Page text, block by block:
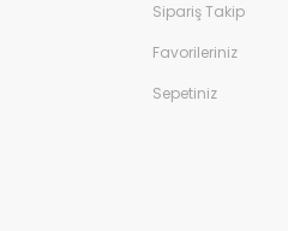
Sipariş Takip
Favorileriniz
Sepetiniz